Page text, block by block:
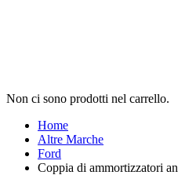
Non ci sono prodotti nel carrello.
Home
Altre Marche
Ford
Coppia di ammortizzatori